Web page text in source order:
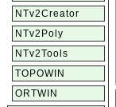
NTv2Creator
NTv2Poly
NTv2Tools
TOPOWIN
ORTWIN